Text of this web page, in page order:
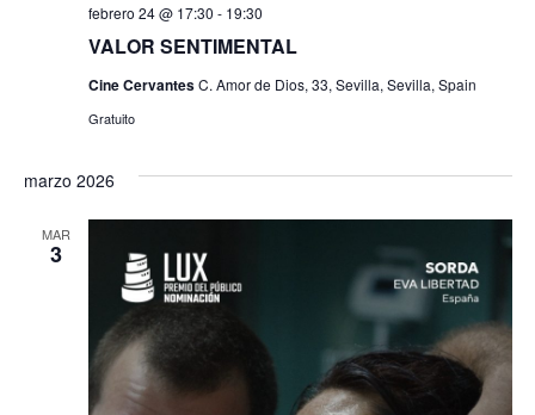
VALOR SENTIMENTAL
febrero 24 @ 17:30 - 19:30
Cine CervantesC. Amor de Dios, 33, Sevilla, Sevilla, Spain
Gratuito
marzo 2026
MAR
3